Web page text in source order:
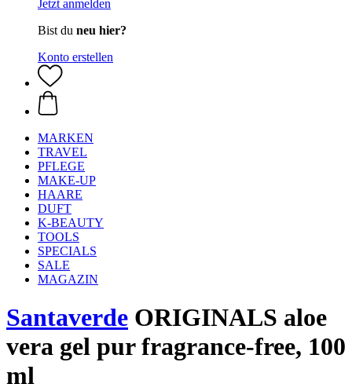
Jetzt anmelden
Bist du neu hier?
Konto erstellen
MARKEN
TRAVEL
PFLEGE
MAKE-UP
HAARE
DUFT
K-BEAUTY
TOOLS
SPECIALS
SALE
MAGAZIN
Santaverde ORIGINALS aloe
vera gel pur fragrance-free, 100
ml